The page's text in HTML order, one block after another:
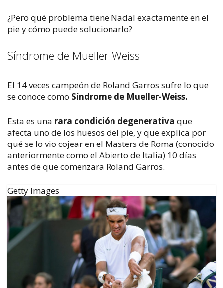
¿Pero qué problema tiene Nadal exactamente en el
pie y cómo puede solucionarlo?
Síndrome de Mueller-Weiss
El 14 veces campeón de Roland Garros sufre lo que
se conoce como Síndrome de Mueller-Weiss.
Esta es una rara condición degenerativa que
afecta uno de los huesos del pie, y que explica por
qué se lo vio cojear en el Masters de Roma (conocido
anteriormente como el Abierto de Italia) 10 días
antes de que comenzara Roland Garros.
Getty Images